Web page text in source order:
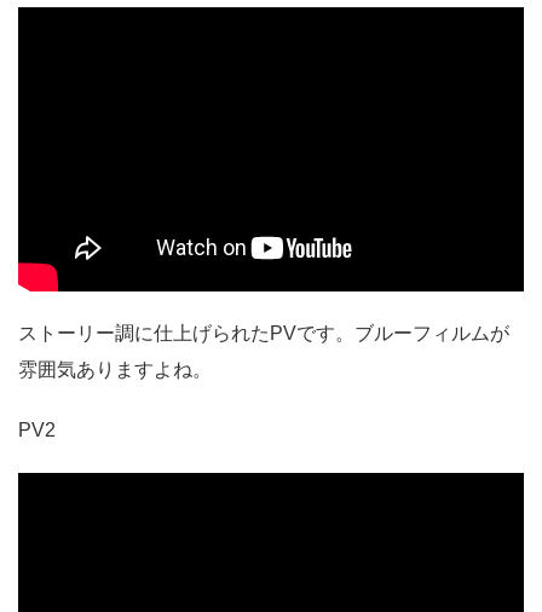
ストーリー調に仕上げられたPVです。ブルーフィルムが
雰囲気ありますよね。
PV2